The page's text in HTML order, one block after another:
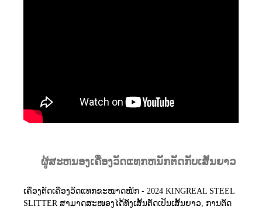
ຜູ້ສະຫນອງເຄື່ອງວັດແທກຫນັກຕັດກັບເສັ້ນຍາວ
ເຄື່ອງຕັດເຄື່ອງວັດແທກຂະໜາດໜັກ - 2024 KINGREAL STEEL
SLITTER ສາມາດສະໜອງໄດ້ທັງເສັ້ນຕັດເປັນເສັ້ນຍາວ, ການຕັດ